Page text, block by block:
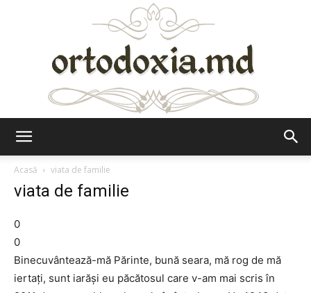
Acasă
viata de familie
viata de familie
0
0
Binecuvântează-mă Părinte, bună seara, mă rog de mă
iertaţi, sunt iarăşi eu păcătosul care v-am mai scris în